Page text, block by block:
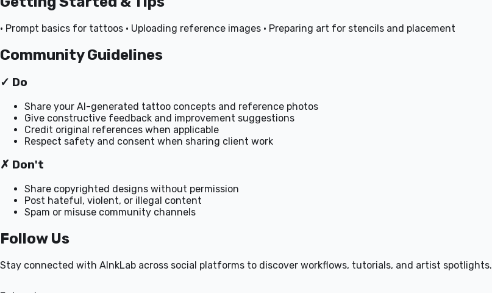
• Prompt basics for tattoos • Uploading reference images • Preparing art for stencils and placement
Community Guidelines
✓ Do
Share your AI-generated tattoo concepts and reference photos
Give constructive feedback and improvement suggestions
Credit original references when applicable
Respect safety and consent when sharing client work
✗ Don't
Share copyrighted designs without permission
Post hateful, violent, or illegal content
Spam or misuse community channels
Follow Us
Stay connected with AInkLab across social platforms to discover workflows, tutorials, and artist spotlights.